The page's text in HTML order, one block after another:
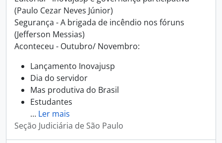
(Paulo Cezar Neves Júnior)
Segurança - A brigada de incêndio nos fóruns
(Jefferson Messias)
Aconteceu - Outubro/ Novembro:
Lançamento Inovajusp
Dia do servidor
Mas produtiva do Brasil
Estudantes
… Ler mais
Seção Judiciária de São Paulo